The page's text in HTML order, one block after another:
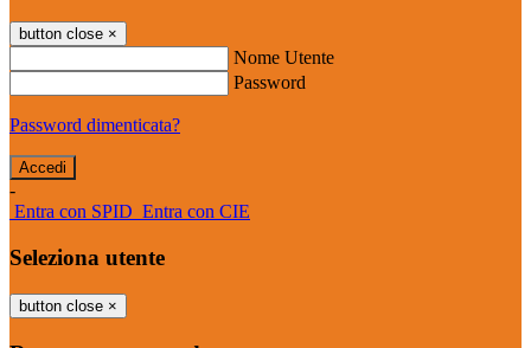
button close ×
Nome Utente
Password
Password dimenticata?
-
Entra con SPID Entra con CIE
Seleziona utente
button close ×